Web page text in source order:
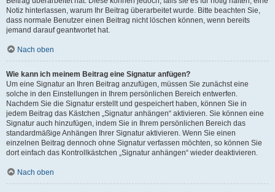
Notiz hinterlassen, warum Ihr Beitrag überarbeitet wurde. Bitte beachten Sie,
dass normale Benutzer einen Beitrag nicht löschen können, wenn bereits
jemand darauf geantwortet hat.
Nach oben
Wie kann ich meinem Beitrag eine Signatur anfügen?
Um eine Signatur an Ihren Beitrag anzufügen, müssen Sie zunächst eine
solche in den Einstellungen in Ihrem persönlichen Bereich entwerfen.
Nachdem Sie die Signatur erstellt und gespeichert haben, können Sie in
jedem Beitrag das Kästchen „Signatur anhängen“ aktivieren. Sie können eine
Signatur auch hinzufügen, indem Sie in Ihrem persönlichen Bereich das
standardmäßige Anhängen Ihrer Signatur aktivieren. Wenn Sie einen
einzelnen Beitrag dennoch ohne Signatur verfassen möchten, so können Sie
dort einfach das Kontrollkästchen „Signatur anhängen“ wieder deaktivieren.
Nach oben